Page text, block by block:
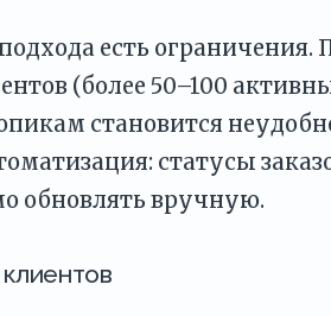
есть
(более 50–100
становится
статусы
обновлять вручную.